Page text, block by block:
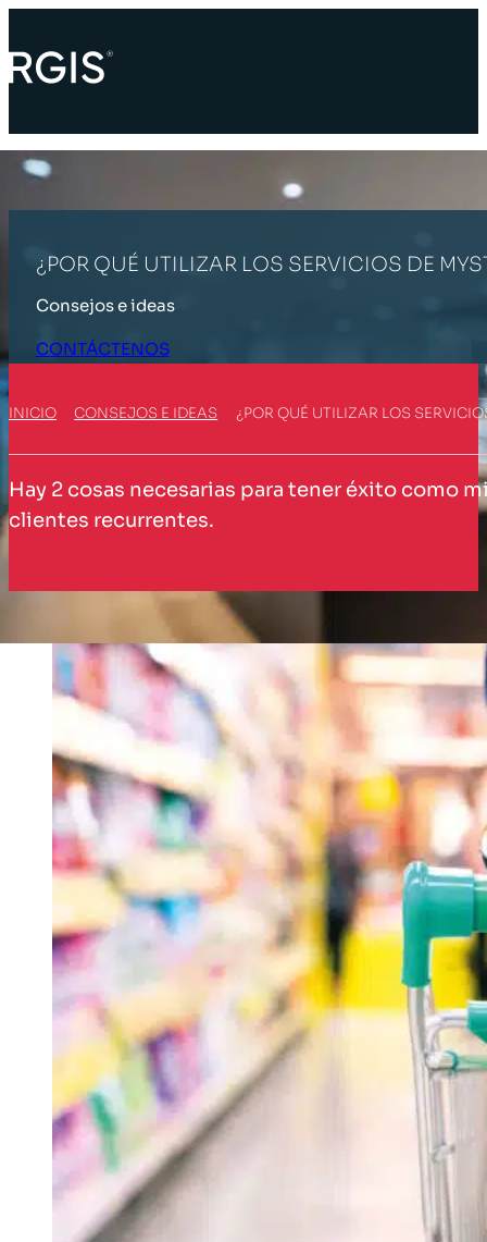
¿POR QUÉ UTILIZAR LOS SERVICIOS DE
Consejos e ideas
CONTÁCTENOS
INICIO CONSEJOS E IDEAS ¿POR QUÉ UTILIZAR LOS
Hay 2 cosas necesarias para tener éxito como
clientes recurrentes.